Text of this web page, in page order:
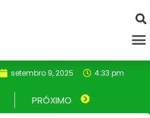
setembro 9, 2025 4:33 pm
PRÓXIMO Próximo